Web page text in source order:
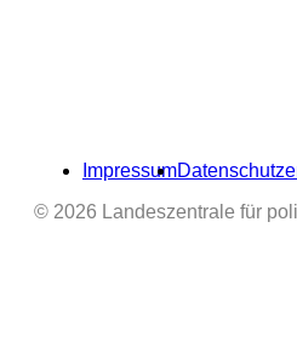
Impressum
© 2026 Landeszentrale für